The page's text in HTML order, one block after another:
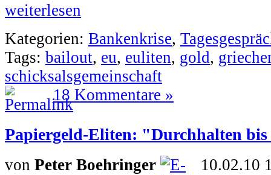
weiterlesen
Kategorien: Bankenkrise,
Tags: bailout, eu, euliten, gold,
schicksalsgemeinschaft
18 Kommentare »
Papiergeld-Eliten: "Durchhalten
von Peter Boehringer 10.02.10